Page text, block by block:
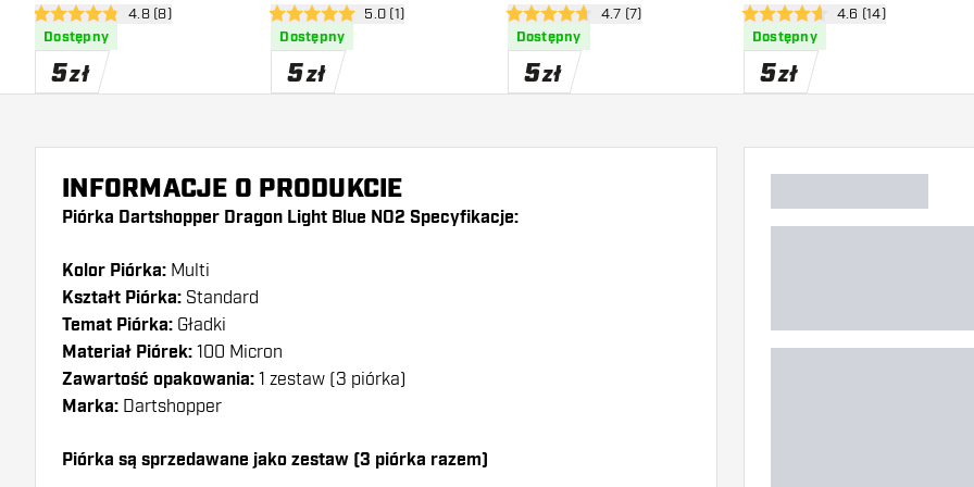
otwórz panel recenzji
4.8 gwiazdki oceny
4.8 (8)
Dostępny
5zł
otwórz panel recenzji
5 gwiazdki oceny5.0 (1)
Dostępny
5zł
otwórz panel recenzji
4.7 gwiazdki oceny
4.7 (7)
Dostępny
5zł
otwórz panel
4.6 gwiazdki oceny
4.6 (14)
Dostępny
5zł
INFORMACJE O PRODUKCIE
Piórka Dartshopper Dragon Light Blue NO2 Specyfikacje:
Kolor Piórka: Multi
Kształt Piórka: Standard
Temat Piórka: Gładki
Materiał Piórek: 100 Micron
Zawartość opakowania: 1 zestaw (3 piórka)
Marka: Dartshopper
Piórka są sprzedawane jako zestaw (3 piórka razem)